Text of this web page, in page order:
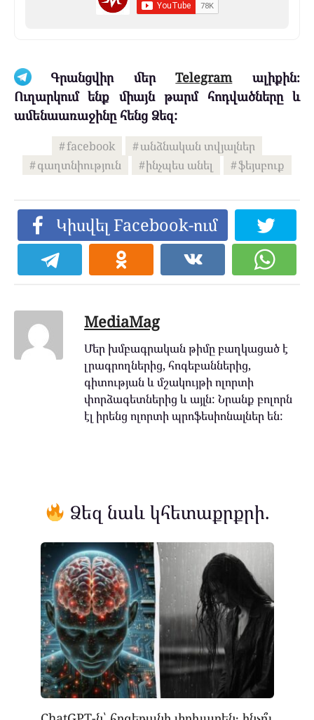
Գրանցվիր մերTelegramալիքին։
Ուղարկում ենք միայն թարմ հոդվածները և
ամենաառաջինը հենց Ձեզ:
facebook
անձնական տվյալներ
գաղտնիություն
ինչպես անել ֆեյսբուք
Կիսվել Facebook-ում
MediaMag
Մեր խմբագրական թիմը բաղկացած է
լրագրողներից, հոգեբաններից,
գիտության և մշակույթի ոլորտի
փորձագետներից և այլն: Նրանք բոլորն
էլ իրենց ոլորտի պրոֆեսիոնալներ են:
Ձեզ նաև կհետաքրքրի.